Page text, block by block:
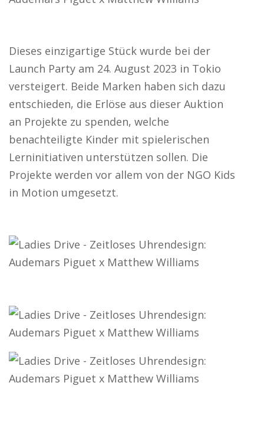
Dieses einzigartige Stück wurde bei der
Launch Party am 24. August 2023 in Tokio
versteigert. Beide Marken haben sich dazu
entschieden, die Erlöse aus dieser Auktion
an Projekte zu spenden, welche
benachteiligte Kinder mit spielerischen
Lerninitiativen unterstützen sollen. Die
Projekte werden vor allem von der NGO Kids
in Motion umgesetzt.